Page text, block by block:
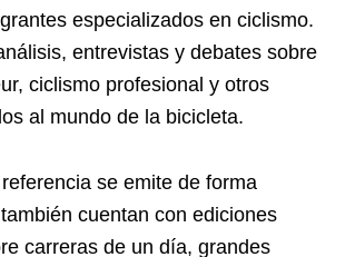
especializados en ciclismo.
entrevistas y debates sobre
ciclismo profesional y otros
al mundo de la bicicleta.
se emite de forma
cuentan con ediciones
carreras de un día, grandes